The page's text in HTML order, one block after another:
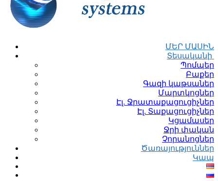
ՄԵՐ ՄԱՍԻՆ
Տեսականի
Պոմպեր
Բաքեր
Գազի կաթսաներ
Մարտկոցներ
Էլ. Ջրատաքացուցիչներ
Էլ. Տաքացուցիչներ
Կցամասեր
Ջրի փական
Չորանոցներ
Ծառայություններ
Կապ